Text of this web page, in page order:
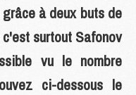
à deux buts de
surtout Safonov
vu le nombre
ci-dessous le